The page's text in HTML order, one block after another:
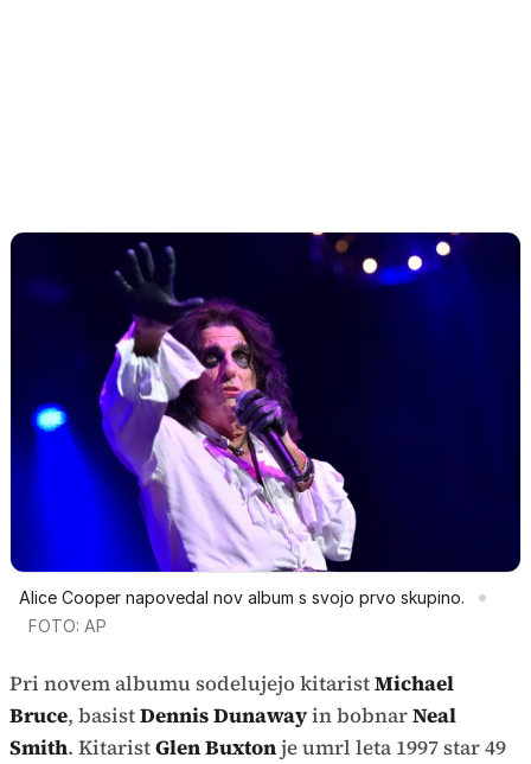
Alice Cooper napovedal nov album s svojo prvo skupino.
FOTO: AP
Pri novem albumu sodelujejo kitaristMichael
Bruce, basistDennis Dunawayin bobnarNeal
Smith. KitaristGlen Buxtonje umrl leta 1997 star 49